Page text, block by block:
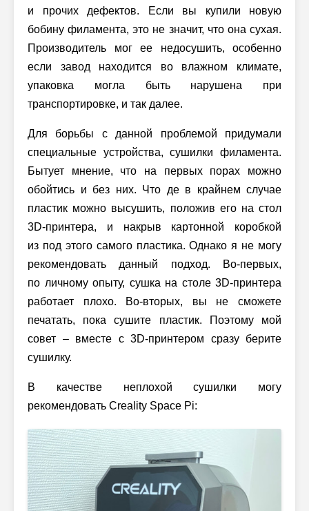
и прочих дефектов. Если вы купили новую
бобину филамента, это не значит, что она сухая.
Производитель мог ее недосушить, особенно
если завод находится во влажном климате,
упаковка могла быть нарушена при
транспортировке, и так далее.
Для борьбы с данной проблемой придумали
специальные устройства, сушилки филамента.
Бытует мнение, что на первых порах можно
обойтись и без них. Что де в крайнем случае
пластик можно высушить, положив его на стол
3D-принтера, и накрыв картонной коробкой
из под этого самого пластика. Однако я не могу
рекомендовать данный подход. Во-первых,
по личному опыту, сушка на столе 3D-принтера
работает плохо. Во-вторых, вы не сможете
печатать, пока сушите пластик. Поэтому мой
совет – вместе с 3D-принтером сразу берите
сушилку.
В качестве неплохой сушилки могу
рекомендовать Creality Space Pi: